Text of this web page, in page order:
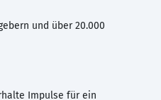
und über 20.000
Impulse für ein